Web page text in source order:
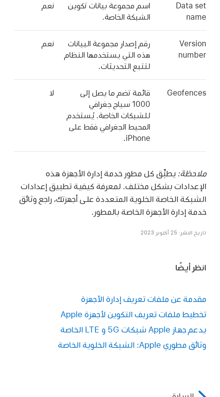
Data set
name
اسم مجموعة بيانات تكوين
الشبكة الخاصة.
نعم
Version
number
رقم إصدار مجموعة البيانات
هذه التي يستخدمها النظام
لتتبع التحديثات.
نعم
Geofences
قائمة تضم ما يصل إلى
1000 سياج جغرافي
للشبكات الخاصة. يُستخدم
المحيط الجغرافي فقط على
iPhone.
لا
ملاحظة: يطبِّق كل مطور خدمة إدارة الأجهزة هذه
الإعدادات بشكل مختلف. لمعرفة كيفية تطبيق إعدادات
الشبكة الخاصة الخلوية المتعددة على أجهزتك، راجع وثائق
خدمة إدارة الأجهزة الخاصة بالمطور.
تاريخ النشر: 25 أكتوبر 2023
انظر أيضًا
مقدمة عن ملفات تعريف إدارة الأجهزة
تخطيط ملفات تعريف التكوين لأجهزة Apple
يدعم جهاز Apple شبكات 5G و LTE الخاصة
وثائق مطوري Apple: الشبكة الخلوية الخاصة